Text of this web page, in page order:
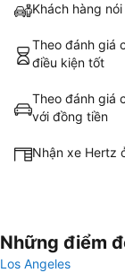
Khách hàng
Theo đánh giá
điều kiện tốt
Theo đánh giá
với đồng tiền
Nhận xe Hertz
Những điểm
Los Angeles